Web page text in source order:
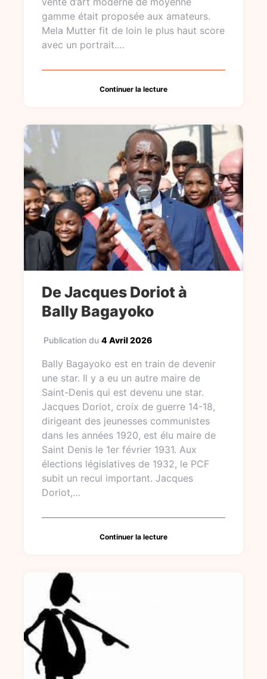
gamme était proposée aux amateurs.
Mela Mutter fit de loin le plus haut score
avec un portrait.…
Continuer la lecture
De Jacques Doriot à
Bally Bagayoko
Publication du 4 Avril 2026
Bally Bagayoko est en train de devenir
une star. Il y a eu un autre maire de
Saint-Denis qui est devenu une star.
Jacques Doriot, croix de guerre 14-18,
dirigeant des jeunesses communistes
dans les années 1920, est élu maire de
Saint Denis le 1er février 1931. Aux
élections législatives de 1932, le PCF
subit un recul important. Jacques
Doriot,…
Continuer la lecture